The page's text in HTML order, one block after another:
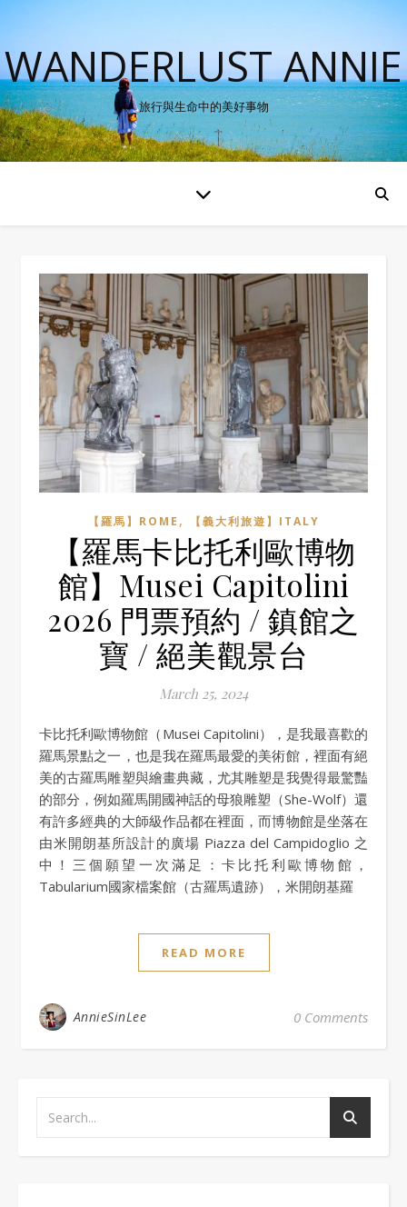
WANDERLUST ANNIE
旅行與生命中的美好事物
【羅馬】ROME , 【義大利旅遊】ITALY
【羅馬卡比托利歐博物
館】Musei Capitolini
2026 門票預約 / 鎮館之
寶 / 絕美觀景台
March 25, 2024
卡比托利歐博物館（Musei Capitolini），是我最喜歡的
羅馬景點之一，也是我在羅馬最愛的美術館，裡面有絕
美的古羅馬雕塑與繪畫典藏，尤其雕塑是我覺得最驚豔
的部分，例如羅馬開國神話的母狼雕塑（She-Wolf）還
有許多經典的大師級作品都在裡面，而博物館是坐落在
由米開朗基所設計的廣場 Piazza del Campidoglio 之
中！三個願望一次滿足：卡比托利歐博物館，
Tabularium國家檔案館（古羅馬遺跡），米開朗基羅
READ MORE
AnnieSinLee 0 Comments